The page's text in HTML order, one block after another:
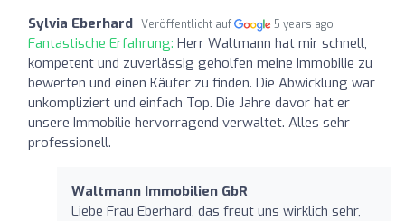
Sylvia Eberhard Veröffentlicht auf 5 years ago
Fantastische Erfahrung: Herr Waltmann hat mir schnell,
kompetent und zuverlässig geholfen meine Immobilie zu
bewerten und einen Käufer zu finden. Die Abwicklung war
unkompliziert und einfach Top. Die Jahre davor hat er
unsere Immobilie hervorragend verwaltet. Alles sehr
professionell.
Waltmann Immobilien GbR
Liebe Frau Eberhard, das freut uns wirklich sehr,